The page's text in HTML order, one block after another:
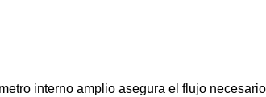
interno amplio asegura el flujo